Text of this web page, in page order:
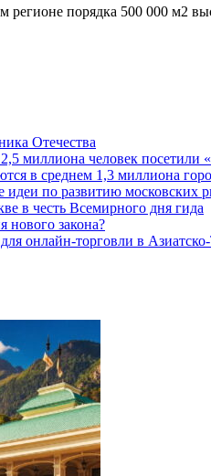
регионе порядка 500 000 м2
Отечества
миллиона человек посетили
в среднем 1,3 миллиона
идеи по развитию
в честь Всемирного дня гида
нового закона?
онлайн-торговли в